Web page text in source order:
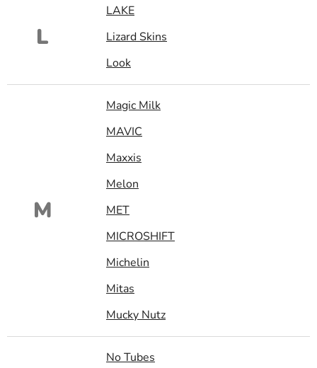
L
LAKE
Lizard Skins
Look
M
Magic Milk
MAVIC
Maxxis
Melon
MET
MICROSHIFT
Michelin
Mitas
Mucky Nutz
No Tubes